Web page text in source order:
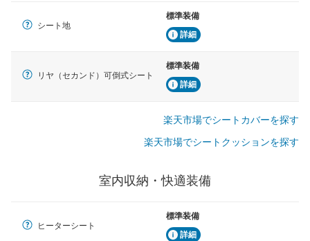
シート地
標準装備
詳細
リヤ（セカンド）可倒式シート
標準装備
詳細
楽天市場でシートカバーを探す
楽天市場でシートクッションを探す
室内収納・快適装備
ヒーターシート
標準装備
詳細